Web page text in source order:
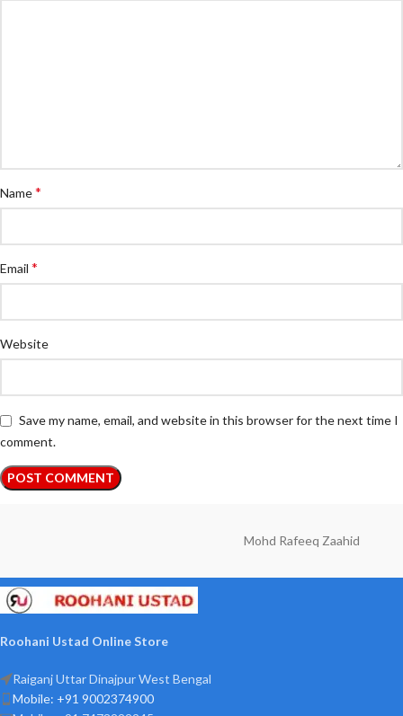
Name*
Email *
Website
Save my name, email, and website in this browser for the next time I
comment.
Mohd Rafeeq Zaahid
Roohani Ustad Online Store
Raiganj Uttar Dinajpur West Bengal
Mobile: +91 9002374900